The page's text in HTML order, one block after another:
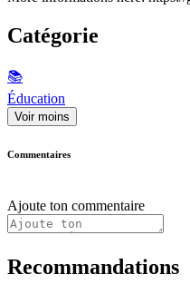
Catégorie
📚
Éducation
Voir moins
Commentaires
Ajoute ton commentaire
Recommandations